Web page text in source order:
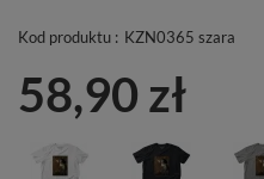
Kod produktu : KZN0365 szara
58,90 zł